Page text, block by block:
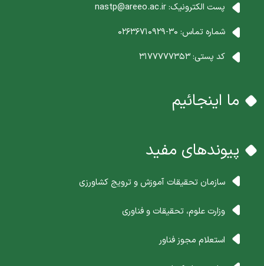
پست الکترونیک:nastp@areeo.ac.ir
شماره تماس: 30-02636710929
کد پستی:3177777353
ما اینجائیم
پیوندهای مفید
سازمان تحقیقات آموزش و ترویج کشاورزی
وزارت علوم، تحقیقات و فناوری
استعلام مجوز فناور